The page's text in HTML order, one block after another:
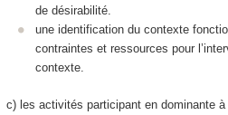
de désirabilité.
une identification du contexte
contraintes et ressources pour
contexte.
c) les activités participant en dominante à